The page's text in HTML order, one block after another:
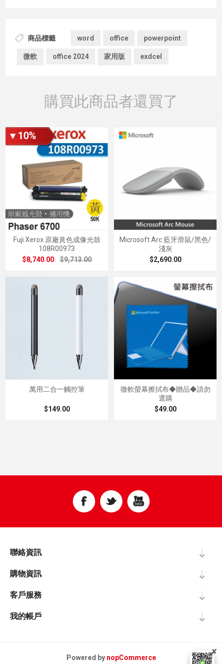
商品標籤 word office powerpoint
微軟 office 2024 家用版 exdcel
購買此商品者還買了
▼10%
Fuji Xerox 原廠黃色成像光鼓
108R00973
$8,740.00
$9,713.00
Microsoft Arc 藍牙滑鼠/黑色/
淺灰
$2,690.00
萬用二合一觸控筆
$149.00
微軟螢幕擦拭布◆贈品◆請勿
選購
$49.00
聯絡資訊
購物資訊
客戶服務
我的帳戶
Powered by nopCommerce
✘